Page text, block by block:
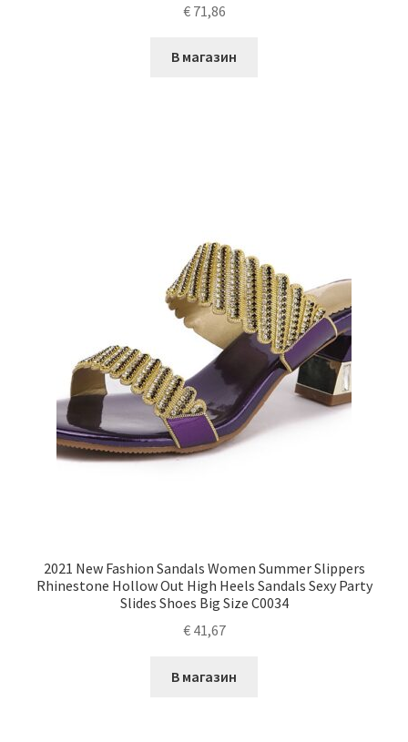
€71,86
В магазин
2021 New Fashion Sandals Women Summer Slippers
Rhinestone Hollow Out High Heels Sandals Sexy Party
Slides Shoes Big Size C0034
€41,67
В магазин